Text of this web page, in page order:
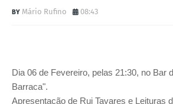
Mário Rufino 08:43
Dia 06 de Fevereiro, pelas 21:30, no Bar
Barraca".
Apresentação de Rui Tavares e Leituras